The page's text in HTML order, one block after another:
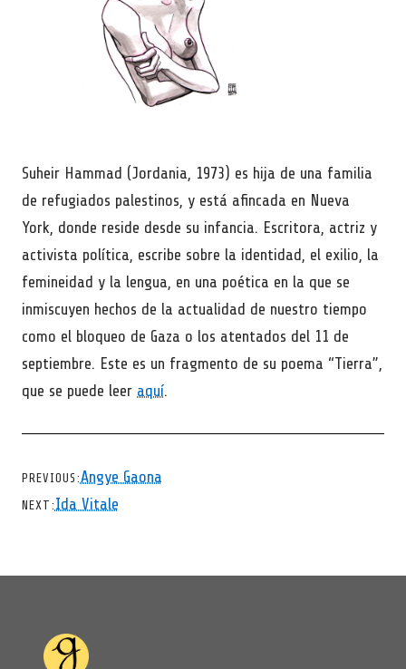
Suheir Hammad (Jordania, 1973) es hija de una familia
de refugiados palestinos, y está afincada en Nueva
York, donde reside desde su infancia. Escritora, actriz y
activista política, escribe sobre la identidad, el exilio, la
femineidad y la lengua, en una poética en la que se
inmiscuyen hechos de la actualidad de nuestro tiempo
como el bloqueo de Gaza o los atentados del 11 de
septiembre. Este es un fragmento de su poema “Tierra”,
que se puede leer aquí.
CHEVRON LEFT
PREVIOUSAngye Gaona
NEXT CHEVRON RIGHT
Ida Vitale